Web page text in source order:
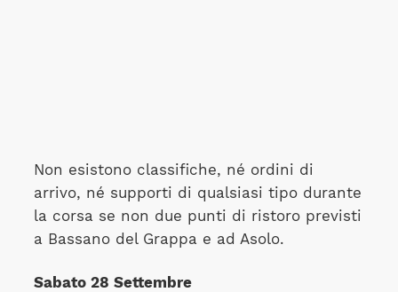
Non esistono classifiche, né ordini di
arrivo, né supporti di qualsiasi tipo durante
la corsa se non due punti di ristoro previsti
a Bassano del Grappa e ad Asolo.
Sabato 28 Settembre